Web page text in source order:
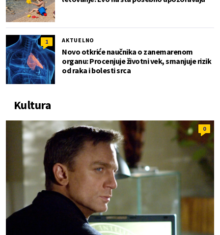
1 AKTUELNO
Novo otkriće naučnika o zanemarenom
organu: Procenjuje životni vek, smanjuje rizik
od raka i bolesti srca
Kultura
0